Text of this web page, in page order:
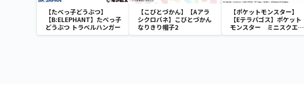
【たべっ子どうぶつ】
【B:ELEPHANT】たべっ子
どうぶつ トラベルハンガー
【こびとづかん】【Aアラ
シクロバネ】こびとづかん
なりきり帽子2
【ポケットモンスター】
【Eテラパゴス】ポケット
モンスター ミニスクエア
ポーチ